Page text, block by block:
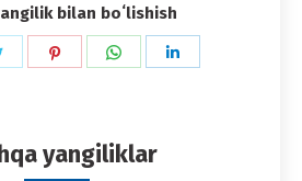
bilan boʻlishish
Share
Share
Share
yangiliklar